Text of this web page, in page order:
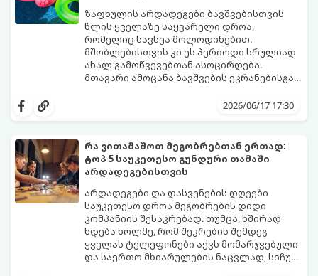
ზაფხულის არდადეგები ბავშვებისთვის
წლის ყველაზე საყვარელი დროა,
რომელიც სავსეა მოლოდინებით.
მშობლებისთვის კი ეს პერიოდი სრულიად
ახალ გამოწვევებთან ასოცირდება.
მთავარი ამოცანა ბავშვების ეკრანებისგან
მიმართვაა. მნიშვნელოვანია მათთვის
ჯანსაღი რუტინა დასვენების დღეებშიც
აუცილებელია.
მარკეტფლეისი საქართველოში,
დაგეხმარებათ. აქ ყველა ასაკისა და
ინტერესის მქონე ბავშვისთვის მოიძებნება
იდეალური გასართობი საშუალება.
2026/06/17 17:30
რა ვითამაშოთ მეგობრებთან ერთად:
ტოპ 5 საუკეთესო გუნდური თამაში
არდადეგებისთვის
არდადეგები და დასვენების დღეები
საუკეთესო დროა მეგობრების დიდი
კომპანიის შესაკრებად. თუმცა, ხშირად
ხდება ხოლმე, რომ შეკრების შემდეგ
ყველას ტელეფონები აქვს მომარჯვებული
და საერთო მხიარულების ნაცვლად, სიჩუმე